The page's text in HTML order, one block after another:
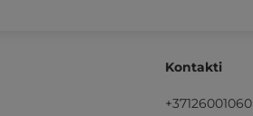
Kontakti
+37126001060